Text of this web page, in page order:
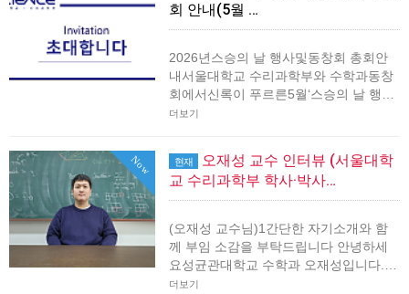
회 안내(5월 …
2026년스승의 날 행사및동창회 총회안
내서울대학교 수리과학부와 수학과동창
회에서신록이 푸르른5월‘스승의 날 행…
더보기
Now 현재
오재성 교수 인터뷰 (서울대학
교 수리과학부 학사·박사…
(오재성 교수님)1간단한 자기소개와 함
께 부임 소감을 부탁드립니다 안녕하세
요성균관대학교 수학과 오재성입니다.…
더보기